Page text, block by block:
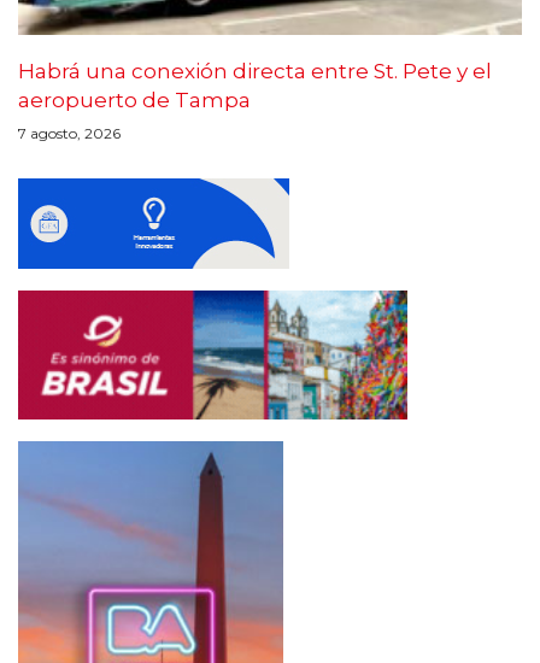
Habrá una conexión directa entre St. Pete y el
aeropuerto de Tampa
7 agosto, 2026